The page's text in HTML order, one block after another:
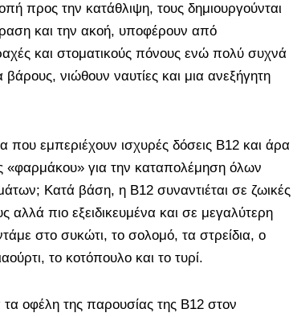
προς την κατάθλιψη, τους δημιουργούνται
και την ακοή, υποφέρουν από
και στοματικούς πόνους ενώ πολύ συχνά
νιώθουν ναυτίες και μια ανεξήγητη
που εμπεριέχουν ισχυρές δόσεις Β12 και άρα
«φαρμάκου» για την καταπολέμηση όλων
Κατά βάση, η B12 συναντιέται σε ζωικές
αλλά πιο εξειδικευμένα και σε μεγαλύτερη
στο συκώτι, το σολομό, τα στρείδια, ο
το κοτόπουλο και το τυρί.
οφέλη της παρουσίας της B12 στον